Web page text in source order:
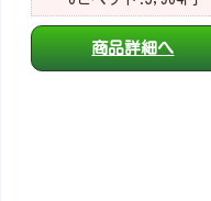
商品詳細へ